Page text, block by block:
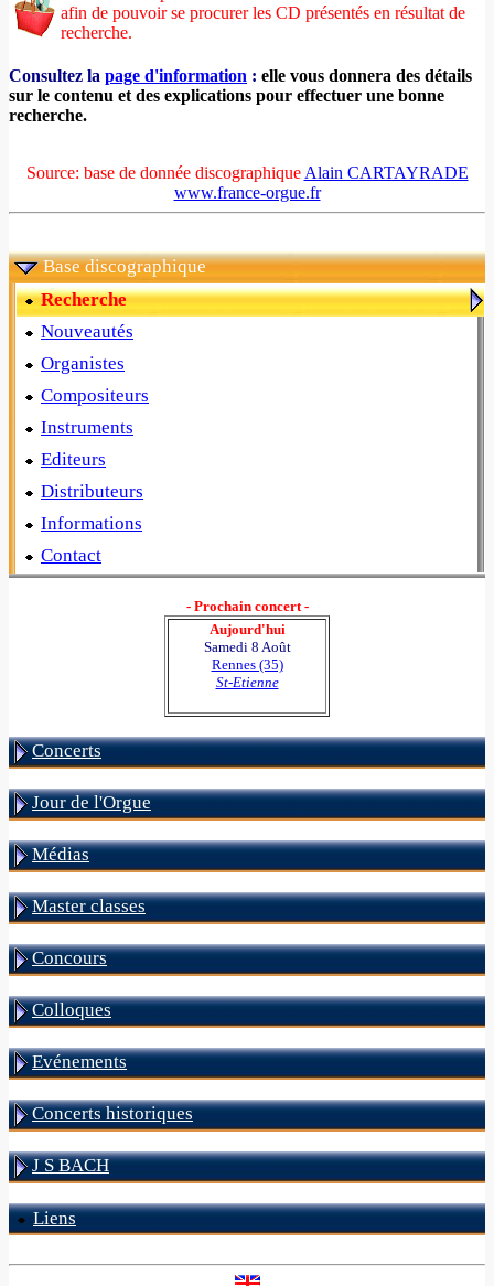
afin de pouvoir se procurer les CD présentés en résultat de
recherche.
Consultez la page d'information : elle vous donnera des détails
sur le contenu et des explications pour effectuer une bonne
recherche.
Source: base de donnée discographique Alain CARTAYRADE
www.france-orgue.fr
Base discographique
Recherche
Nouveautés
Organistes
Compositeurs
Instruments
Editeurs
Distributeurs
Informations
Contact
- Prochain concert -
Aujourd'hui
Samedi 8 Août
Rennes (35)
St-Etienne
Concerts
Jour de l'Orgue
Médias
Master classes
Concours
Colloques
Evénements
Concerts historiques
J S BACH
Liens